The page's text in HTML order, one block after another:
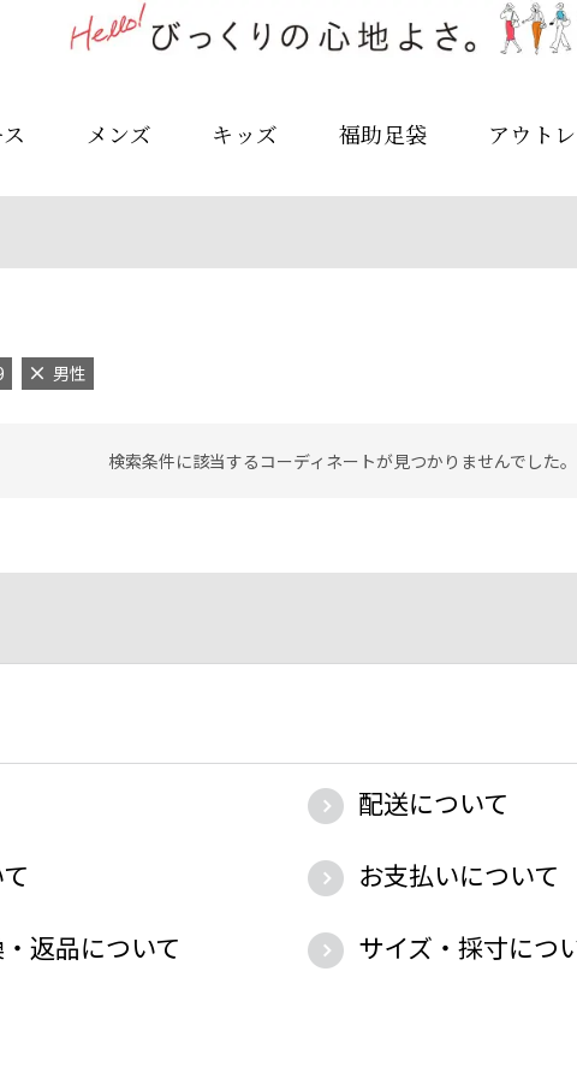
メンズ キッズ 福助足袋 アウト
男性
検索条件に該当するコーディネートが見つかりませんでした
配送について
お支払いについて
返品について
サイズ・採寸につ